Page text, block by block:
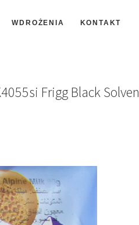
WDROŻENIA KONTAKT
Frigg Black